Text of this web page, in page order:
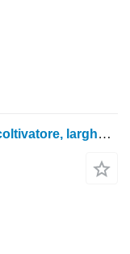
Agro-Factory Unità di coltivazione, coltivatore, larghezza 6 metri